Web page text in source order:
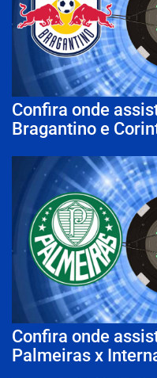
Confira onde
Bragantino e
Confira onde
Palmeiras x